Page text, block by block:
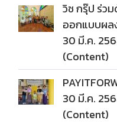
วิช กรุ๊ป ร่ว
ออกแบบผ
30 มี.ค.
(Content)
30 มี.ค.
(Content)